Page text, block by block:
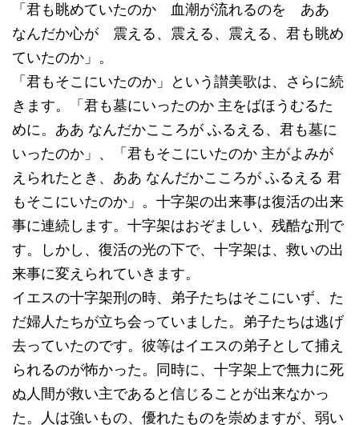
「君も眺めていたのか 血潮が流れるのを ああ
なんだか心が 震える、震える、震える、君も眺め
ていたのか」。
「君もそこにいたのか」という讃美歌は、さらに続
きます。「君も墓にいったのか 主をばほうむるた
めに。ああ なんだかこころが ふるえる、君も墓に
いったのか」、「君もそこにいたのか 主がよみが
えられたとき、ああ なんだかこころが ふるえる 君
もそこにいたのか」。十字架の出来事は復活の出来
事に連続します。十字架はおぞましい、残酷な刑で
す。しかし、復活の光の下で、十字架は、救いの出
来事に変えられていきます。
イエスの十字架刑の時、弟子たちはそこにいず、た
だ婦人たちが立ち会っていました。弟子たちは逃げ
去っていたのです。彼等はイエスの弟子として捕え
られるのが怖かった。同時に、十字架上で無力に死
ぬ人間が救い主であると信じることが出来なかっ
た。人は強いもの、優れたものを崇めますが、弱い